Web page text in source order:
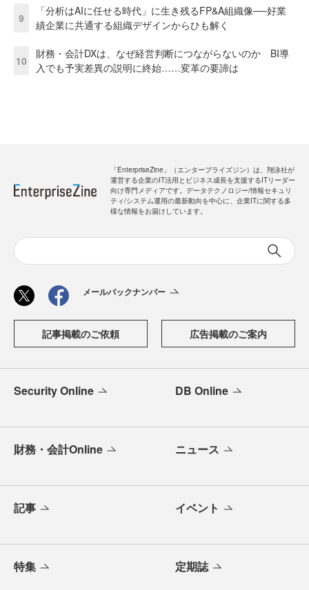
9
「分析はAIに任せる時代」に生き残るFP&A組織像──好業
績企業に共通する組織デザインからひも解く
10
財務・会計DXは、なぜ経営判断につながらないのか BI導
入でも予実差異の説明に終始……変革の要諦は
「EnterpriseZine」（エンタープライズジン）は、翔泳社が
運営する企業のIT活用とビジネス成長を支援するITリーダー
向け専門メディアです。データテクノロジー/情報セキュリ
ティ/システム運用の最新動向を中心に、企業ITに関する多
様な情報をお届けしています。
メールバックナンバー
記事掲載のご依頼 広告掲載のご案内
Security Online DB Online
財務・会計Online ニュース
記事 イベント
特集 定期誌